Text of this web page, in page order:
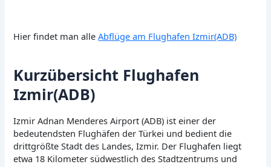
Hier findet man alleAbflüge am Flughafen Izmir(ADB)
Kurzübersicht Flughafen
Izmir(ADB)
Izmir Adnan Menderes Airport (ADB) ist einer der
bedeutendsten Flughäfen der Türkei und bedient die
drittgrößte Stadt des Landes, Izmir. Der Flughafen liegt
etwa 18 Kilometer südwestlich des Stadtzentrums und